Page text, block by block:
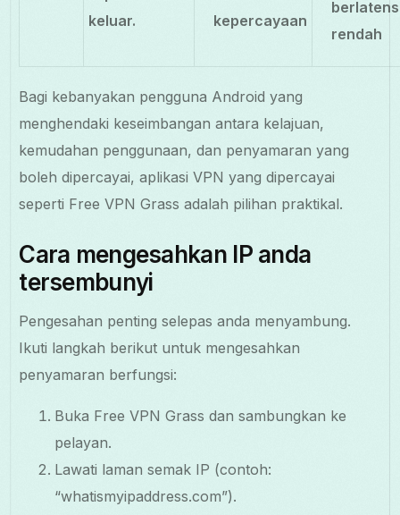
keluar.
kepercayaan
rendah
Bagi kebanyakan pengguna Android yang
menghendaki keseimbangan antara kelajuan,
kemudahan penggunaan, dan penyamaran yang
boleh dipercayai, aplikasi VPN yang dipercayai
seperti Free VPN Grass adalah pilihan praktikal.
Cara mengesahkan IP anda
tersembunyi
Pengesahan penting selepas anda menyambung.
Ikuti langkah berikut untuk mengesahkan
penyamaran berfungsi:
Buka Free VPN Grass dan sambungkan ke
pelayan.
Lawati laman semak IP (contoh:
“whatismyipaddress.com”).